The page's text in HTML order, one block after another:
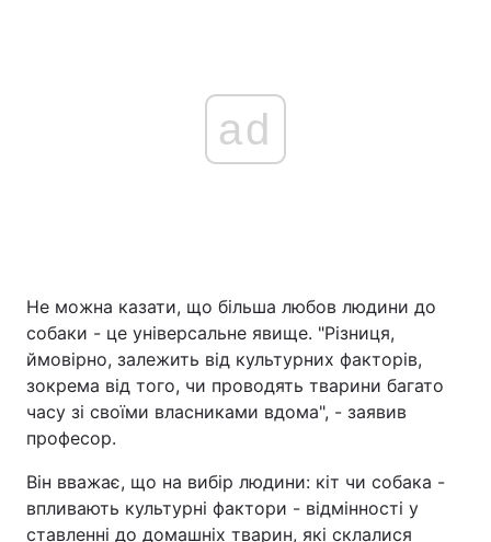
ad
Не можна казати, що більша любов людини до
собаки - це універсальне явище. "Різниця,
ймовірно, залежить від культурних факторів,
зокрема від того, чи проводять тварини багато
часу зі своїми власниками вдома", - заявив
професор.
Він вважає, що на вибір людини: кіт чи собака -
впливають культурні фактори - відмінності у
ставленні до домашніх тварин, які склалися